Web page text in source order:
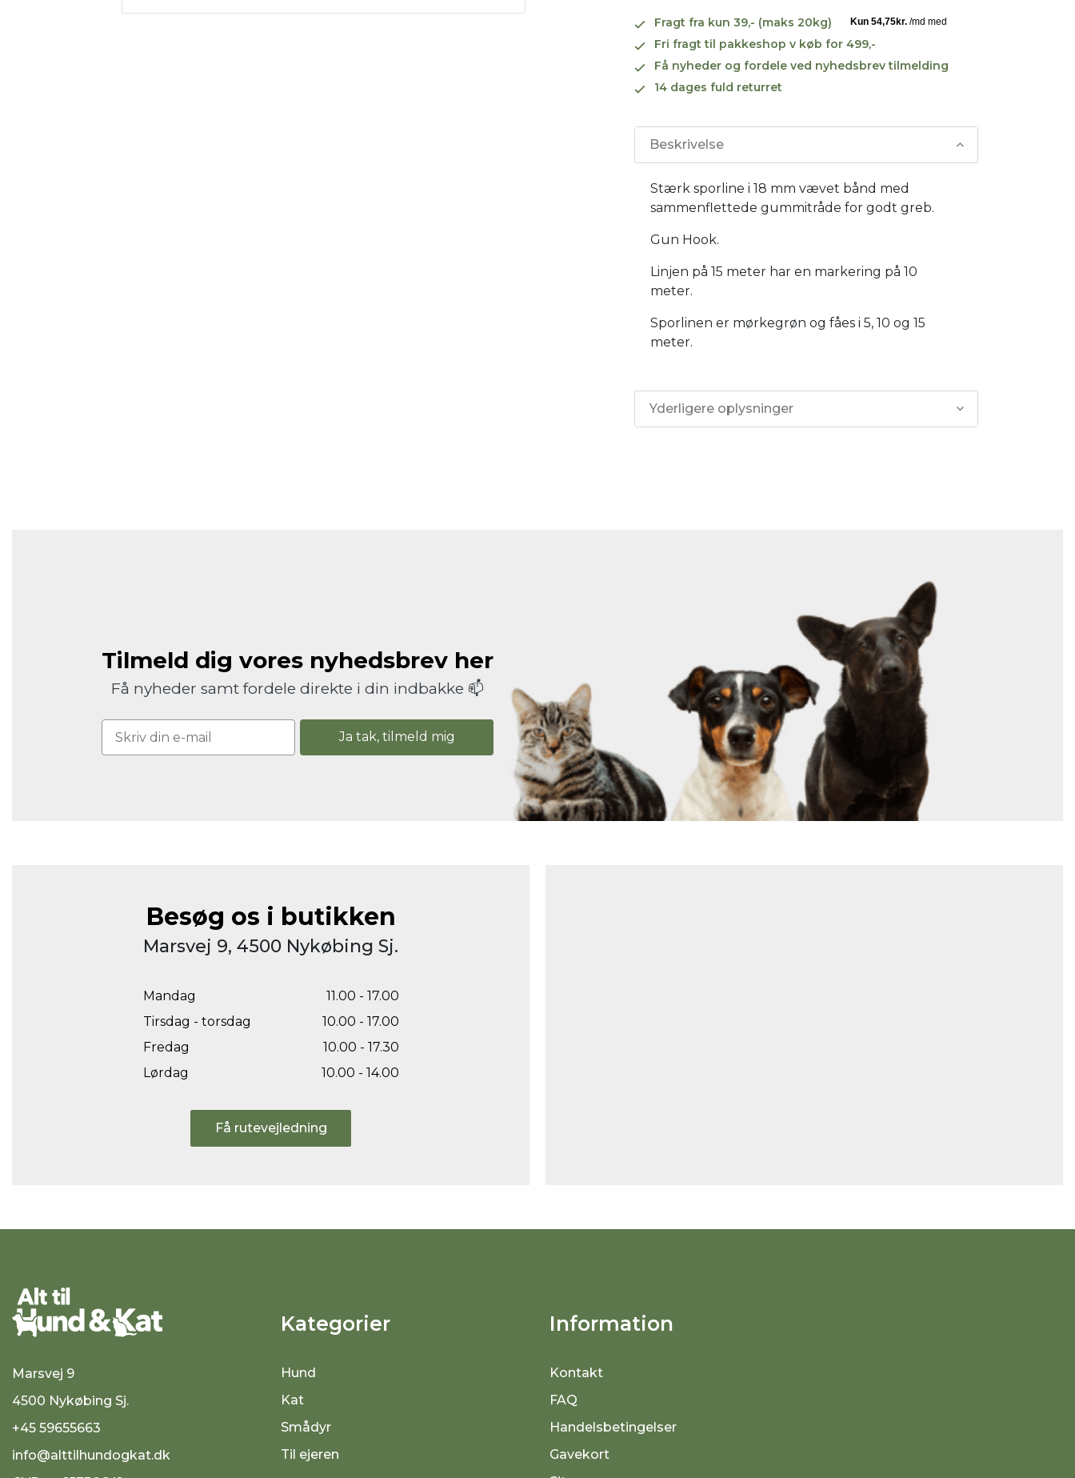
Fragt fra kun 39,- (maks 20kg)
Fri fragt til pakkeshop v køb for 499,-
Få nyheder og fordele ved nyhedsbrev tilmelding
14 dages fuld returret
Beskrivelse
Stærk sporline i 18 mm vævet bånd med
sammenflettede gummitråde for godt greb.
Gun Hook.
Linjen på 15 meter har en markering på 10
meter.
Sporlinen er mørkegrøn og fåes i 5, 10 og 15
meter.
Yderligere oplysninger
Tilmeld dig vores nyhedsbrev her
Få nyheder samt fordele direkte i din indbakke 📫
Ja tak, tilmeld mig
Besøg os i butikken
Marsvej 9, 4500 Nykøbing Sj.
Mandag
11.00 - 17.00
Tirsdag - torsdag
10.00 - 17.00
Fredag
10.00 - 17.30
Lørdag
10.00 - 14.00
Få rutevejledning
Marsvej 9
4500 Nykøbing Sj.
+45 59655663
info@alttilhundogkat.dk
Kategorier
Hund
Kat
Smådyr
Til ejeren
Information
Kontakt
FAQ
Handelsbetingelser
Gavekort